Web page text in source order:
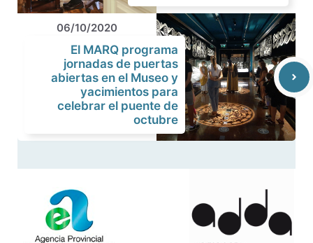
06/10/2020
El MARQ programa
jornadas de puertas
abiertas en el Museo y
yacimientos para
celebrar el puente de
octubre